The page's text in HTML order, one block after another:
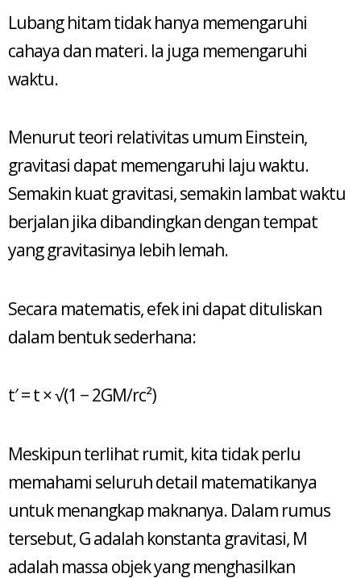
Lubang hitam tidak hanya memengaruhi
cahaya dan materi. Ia juga memengaruhi
waktu.
Menurut teori relativitas umum Einstein,
gravitasi dapat memengaruhi laju waktu.
Semakin kuat gravitasi, semakin lambat waktu
berjalan jika dibandingkan dengan tempat
yang gravitasinya lebih lemah.
Secara matematis, efek ini dapat dituliskan
dalam bentuk sederhana:
t′ = t × √(1 − 2GM/rc²)
Meskipun terlihat rumit, kita tidak perlu
memahami seluruh detail matematikanya
untuk menangkap maknanya. Dalam rumus
tersebut, G adalah konstanta gravitasi, M
adalah massa objek yang menghasilkan